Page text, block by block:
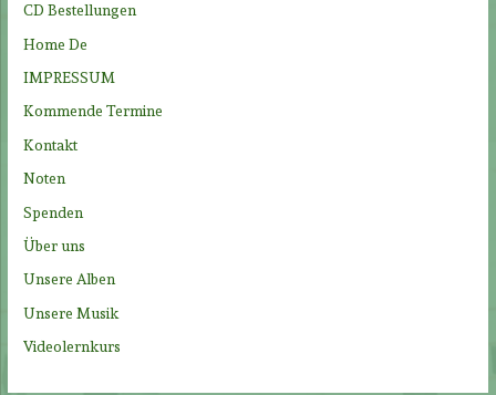
h
:
CD Bestellungen
Home De
IMPRESSUM
Kommende Termine
Kontakt
Noten
Spenden
Über uns
Unsere Alben
Unsere Musik
Videolernkurs